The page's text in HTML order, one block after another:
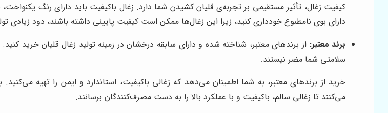
کیفیت زغال، تأثیر مستقیمی بر تجربه‌ی قلیان کشیدن شما دارد. زغال باکیفیت باید دارای رنگ
دارای بوی نامطبوع خودداری کنید، زیرا این زغال‌ها ممکن است کیفیت پایینی داشته باشند، دود زیادی
برند معتبر: از برندهای معتبر، شناخته شده و دارای سابقه درخشان در زمینه تولید زغال قلیان خرید
سلامتی شما مضر نیستند.
خرید از برندهای معتبر، به شما اطمینان می‌دهد که زغالی باکیفیت، استاندارد و ایمن را تهیه می‌کنید.
می‌کنند تا زغالی سالم، باکیفیت و با عملکرد بالا را به دست مصرف‌کنندگان برسانند.